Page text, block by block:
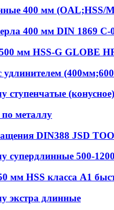
400 мм (OAL;HSS/
400 мм DIN 1869 С-
мм HSS-G GLOBE
удлинителем
ступенчатые
металлу
DIN388 JSD
супердлинные 500-
мм HSS класса А1
экстра длинные